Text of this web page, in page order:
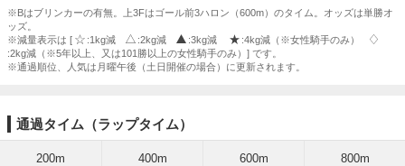
※Bはブリンカーの有無。上3Fはゴール前3ハロン（600m）のタイム。オッズは単勝オ
ッズ。
※減量表示は [
:1kg減 :2kg減 :3kg減
:4kg減（※女性騎手のみ）
:2kg減（※5年以上、又は101勝以上の女性騎手のみ）] です。
※通過順位、人気は月曜午後（土日開催の場合）に更新されます。
通過タイム（ラップタイム）
200m 400m 600m 800m